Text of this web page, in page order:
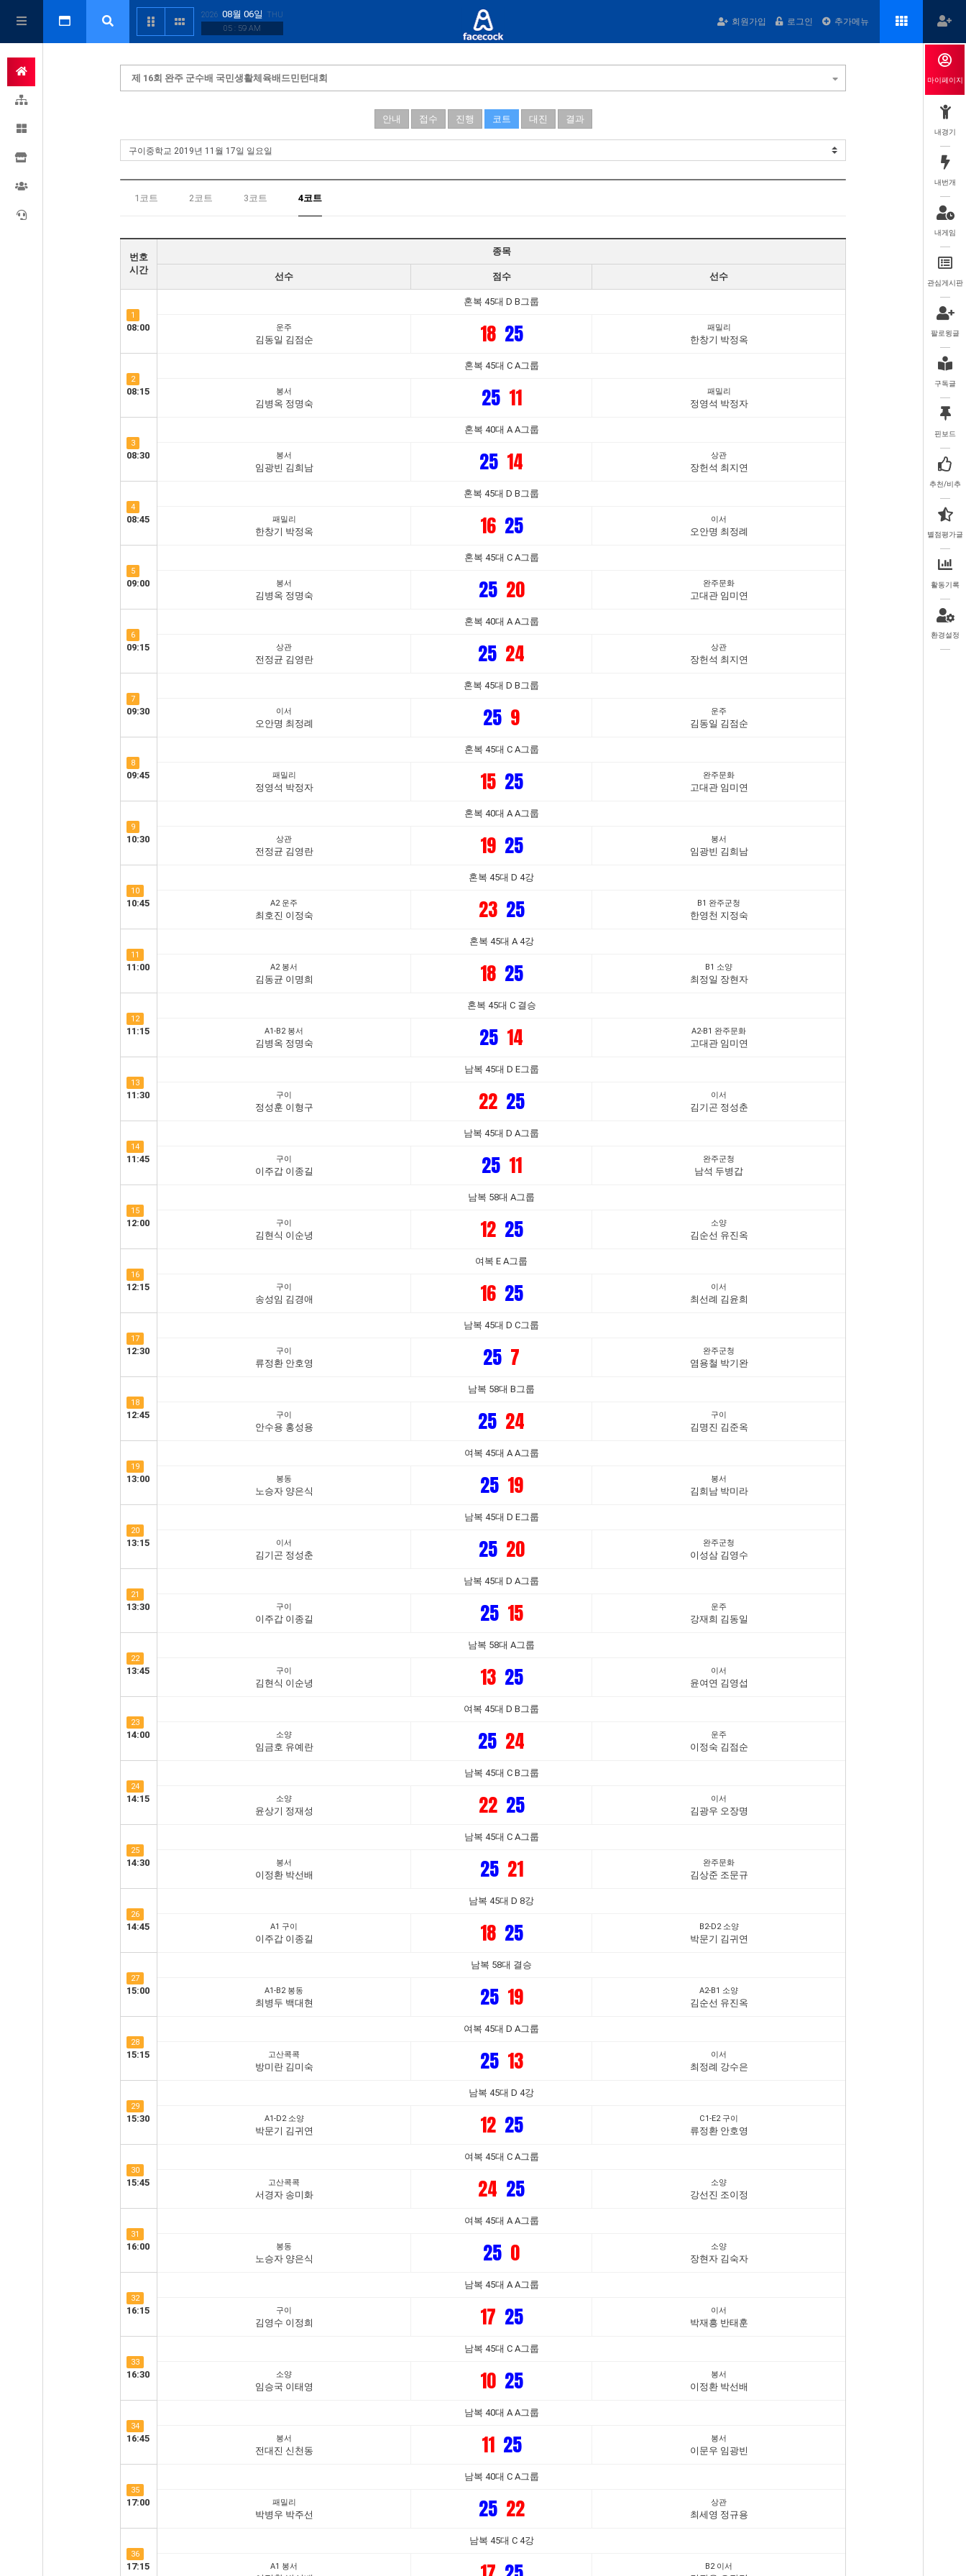
2026 08월 06일
THU
05 : 59 AM
회원가입 로그인 추가메뉴
제 16회 완주 군수배 국민생활체육배드민턴대회
안내 접수 진행 코트 대진 결과
1코트 2코트 3코트 4코트
번호
시간
종목
선수 점수 선수
1
08:00
혼복 45대 D B그룹
운주
김동일 김점순 18 25 패밀리
한창기 박정옥
2
08:15
혼복 45대 C A그룹
봉서
김병옥 정명숙 25 11 패밀리
정영석 박정자
3
08:30
혼복 40대 A A그룹
봉서
임광빈 김희남 25 14 상관
장헌석 최지연
4
08:45
혼복 45대 D B그룹
패밀리
한창기 박정옥 16 25 이서
오안명 최정례
5
09:00
혼복 45대 C A그룹
봉서
김병옥 정명숙 25 20 완주문화
고대관 임미연
6
09:15
혼복 40대 A A그룹
상관
전정균 김영란 25 24 상관
장헌석 최지연
7
09:30
혼복 45대 D B그룹
이서
오안명 최정례 25 9 운주
김동일 김점순
8
09:45
혼복 45대 C A그룹
패밀리
정영석 박정자 15 25 완주문화
고대관 임미연
9
10:30
혼복 40대 A A그룹
상관
전정균 김영란 19 25 봉서
임광빈 김희남
10
10:45
혼복 45대 D 4강
A2 운주
최호진 이정숙 23 25 B1 완주군청
한영천 지정숙
11
11:00
혼복 45대 A 4강
A2 봉서
김동균 이명희 18 25 B1 소양
최정일 장현자
12
11:15
혼복 45대 C 결승
A1-B2 봉서
김병옥 정명숙 25 14 A2-B1 완주문화
고대관 임미연
13
11:30
남복 45대 D E그룹
구이
정성훈 이형구 22 25 이서
김기곤 정성춘
14
11:45
남복 45대 D A그룹
구이
이주갑 이종길 25 11 완주군청
남석 두병갑
15
12:00
남복 58대 A그룹
구이
김현식 이순녕 12 25 소양
김순선 유진옥
16
12:15
여복 E A그룹
구이
송성임 김경애 16 25 이서
최선례 김윤희
17
12:30
남복 45대 D C그룹
구이
류정환 안호영 25 7 완주군청
염용철 박기완
18
12:45
남복 58대 B그룹
구이
안수용 홍성용 25 24 구이
김명진 김준옥
19
13:00
여복 45대 A A그룹
봉동
노승자 양은식 25 19 봉서
김희남 박미라
20
13:15
남복 45대 D E그룹
이서
김기곤 정성춘 25 20 완주군청
이성삼 김영수
21
13:30
남복 45대 D A그룹
구이
이주갑 이종길 25 15 운주
강재희 김동일
22
13:45
남복 58대 A그룹
구이
김현식 이순녕 13 25 이서
윤여연 김영섭
23
14:00
여복 45대 D B그룹
소양
임금호 유예란 25 24 운주
이정숙 김점순
24
14:15
남복 45대 C B그룹
소양
윤상기 정재성 22 25 이서
김광우 오장명
25
14:30
남복 45대 C A그룹
봉서
이정환 박선배 25 21 완주문화
김상준 조문규
26
14:45
남복 45대 D 8강
A1 구이
이주갑 이종길 18 25 B2-D2 소양
박문기 김귀연
27
15:00
남복 58대 결승
A1-B2 봉동
최병두 백대현 25 19 A2-B1 소양
김순선 유진옥
28
15:15
여복 45대 D A그룹
고산콕콕
방미란 김미숙 25 13 이서
최정례 강수은
29
15:30
남복 45대 D 4강
A1-D2 소양
박문기 김귀연 12 25 C1-E2 구이
류정환 안호영
30
15:45
여복 45대 C A그룹
고산콕콕
서경자 송미화 24 25 소양
강선진 조이정
31
16:00
여복 45대 A A그룹
봉동
노승자 양은식 25 0 소양
장현자 김숙자
32
16:15
남복 45대 A A그룹
구이
김영수 이정희 17 25 이서
박재흥 반태훈
33
16:30
남복 45대 C A그룹
소양
임승국 이태영 10 25 봉서
이정환 박선배
34
16:45
남복 40대 A A그룹
봉서
전대진 신천동 11 25 봉서
이문우 임광빈
35
17:00
남복 40대 C A그룹
패밀리
박병우 박주선 25 22 상관
최세영 정규용
36
17:15
남복 45대 C 4강
A1 봉서 B2 이서
마이페이지
내경기
내번개
내게임
관심게시판
팔로윙글
구독글
핀보드
추천/비추
별점평가글
활동기록
환경설정